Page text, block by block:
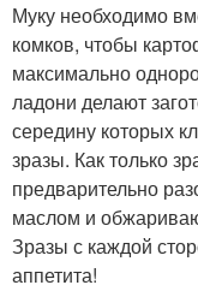
Муку необходимо
комков, чтобы
максимально
ладони делают
середину которых
зразы. Как только
предварительно
маслом и
Зразы с каждой
аппетита!